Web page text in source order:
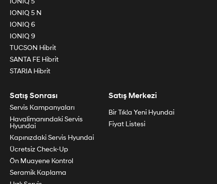
IONIQ 5 N
IONIQ 6
IONIQ 9
TUCSON Hibrit
SANTA FE Hibrit
STARIA Hibrit
Satış Sonrası
Servis Kampanyaları
Havalimanındaki Servis
Hyundai
Kapınızdaki Servis Hyundai
Ücretsiz Check-Up
Ön Muayene Kontrol
Seramik Kaplama
Satış Merkezi
Bir Tık!a Yeni Hyundai
Fiyat Listesi